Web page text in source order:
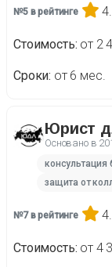
№5 в рейтинге
Стоимость от 2
Сроки от 6 мес.
Юрист
Основано в
консультация
защита от
№7 в рейтинге
Стоимость от 4